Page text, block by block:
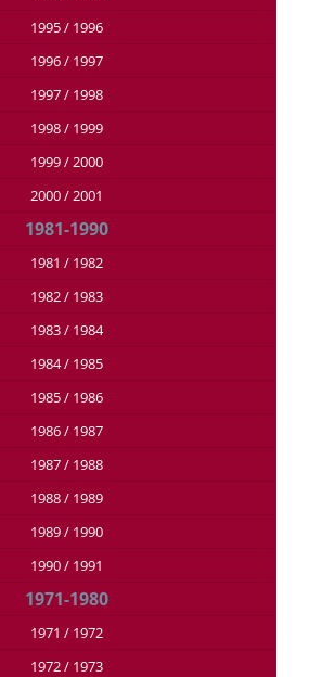
1995 / 1996
1996 / 1997
1997 / 1998
1998 / 1999
1999 / 2000
2000 / 2001
1981-1990
1981 / 1982
1982 / 1983
1983 / 1984
1984 / 1985
1985 / 1986
1986 / 1987
1987 / 1988
1988 / 1989
1989 / 1990
1990 / 1991
1971-1980
1971 / 1972
1972 / 1973